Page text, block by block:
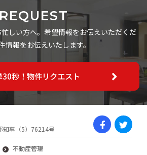
REQUEST
しい方へ。希望情報をお伝えいただくだ
情報をお伝えいたします。
30秒！物件リクエスト
知事（5）76214号
不動産管理